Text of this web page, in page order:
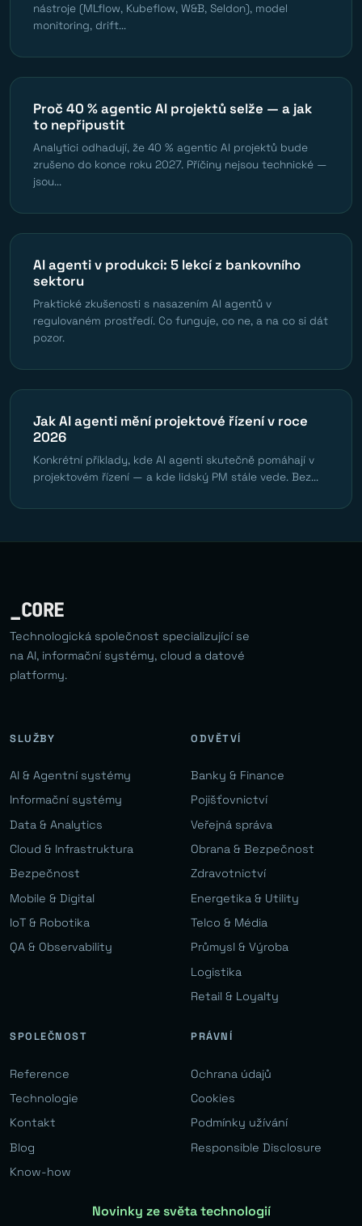
nástroje (MLflow, Kubeflow, W&B, Seldon), model
monitoring, drift...
Proč 40 % agentic AI projektů selže — a jak
to nepřipustit
Analytici odhadují, že 40 % agentic AI projektů bude
zrušeno do konce roku 2027. Příčiny nejsou technické —
jsou...
AI agenti v produkci: 5 lekcí z bankovního
sektoru
Praktické zkušenosti s nasazením AI agentů v
regulovaném prostředí. Co funguje, co ne, a na co si dát
pozor.
Jak AI agenti mění projektové řízení v roce
2026
Konkrétní příklady, kde AI agenti skutečně pomáhají v
projektovém řízení — a kde lidský PM stále vede. Bez...
_CORE
Technologická společnost specializující se
na AI, informační systémy, cloud a datové
platformy.
SLUŽBY
AI & Agentní systémy
Informační systémy
Data & Analytics
Cloud & Infrastruktura
Bezpečnost
Mobile & Digital
IoT & Robotika
QA & Observability
ODVĚTVÍ
Banky & Finance
Pojišťovnictví
Veřejná správa
Obrana & Bezpečnost
Zdravotnictví
Energetika & Utility
Telco & Média
Průmysl & Výroba
Logistika
Retail & Loyalty
SPOLEČNOST
Reference
Technologie
Kontakt
Blog
Know-how
PRÁVNÍ
Ochrana údajů
Cookies
Podmínky užívání
Responsible Disclosure
Novinky ze světa technologií